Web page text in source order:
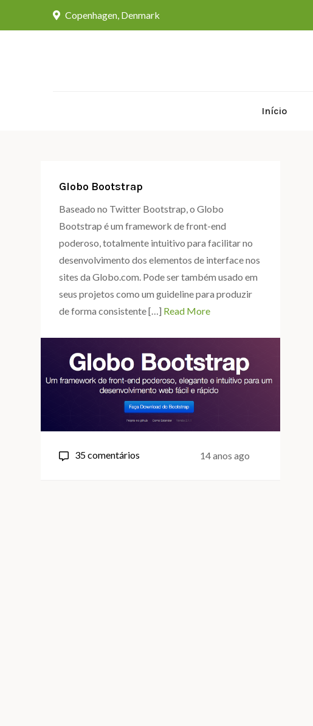
Copenhagen, Denmark
Início
Globo Bootstrap
Baseado no Twitter Bootstrap, o Globo
Bootstrap é um framework de front-end
poderoso, totalmente intuitivo para facilitar no
desenvolvimento dos elementos de interface nos
sites da Globo.com. Pode ser também usado em
seus projetos como um guideline para produzir
de forma consistente […] Read More
35 comentários 14 anos ago